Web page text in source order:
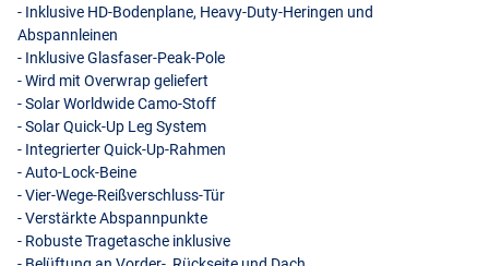
- Inklusive HD-Bodenplane, Heavy-Duty-Heringen und
Abspannleinen
- Inklusive Glasfaser-Peak-Pole
- Wird mit Overwrap geliefert
- Solar Worldwide Camo-Stoff
- Solar Quick-Up Leg System
- Integrierter Quick-Up-Rahmen
- Auto-Lock-Beine
- Vier-Wege-Reißverschluss-Tür
- Verstärkte Abspannpunkte
- Robuste Tragetasche inklusive